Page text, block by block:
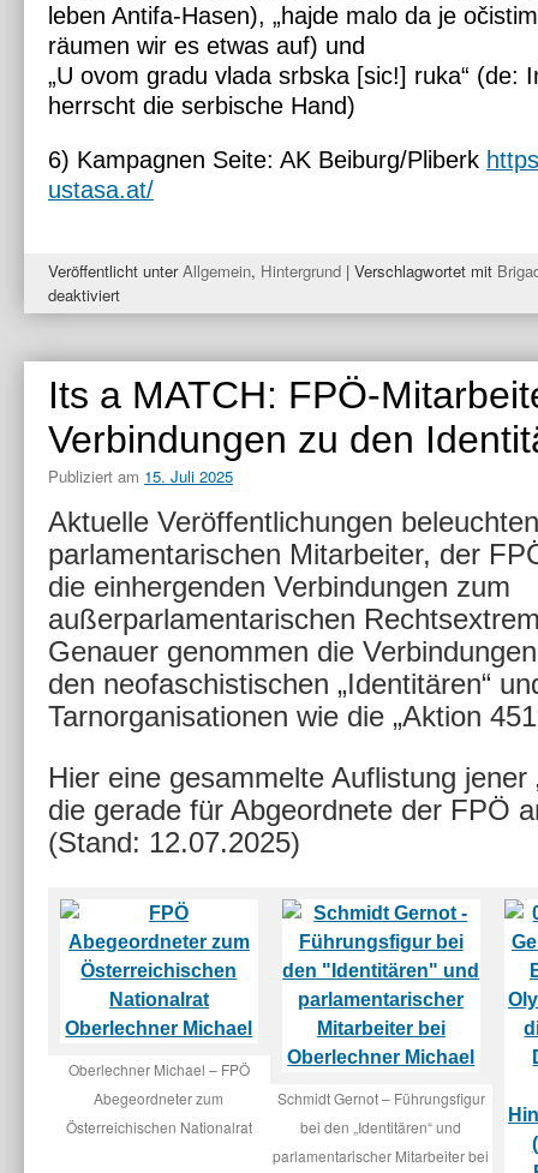
leben Antifa-Hasen), „hajde malo da je
räumen wir es etwas auf) und
„U ovom gradu vlada srbska [sic!] ruka“ (de:
herrscht die serbische Hand)
6) Kampagnen Seite: AK Beiburg/Pliberk
ustasa.at/
Veröffentlicht unter Allgemein, Hintergrund | Verschlagwortet mit
deaktiviertfür
Informationen
Gruppe:
Brigada
Beč
Its a MATCH: FPÖ-
Verbindungen zu den
Publiziert am 15. Juli 2025
Aktuelle Veröffentlichungen
parlamentarischen Mitarbeiter, der
die einhergenden Verbindungen zum
außerparlamentarischen
Genauer genommen die
den neofaschistischen „Identitären“
Tarnorganisationen wie die „Aktion
Hier eine gesammelte Auflistung jener
die gerade für Abgeordnete der FPÖ
(Stand: 12.07.2025)
Oberlechner Michael – FPÖ
Abegeordneter zum
Österreichischen Nationalrat
Schmidt Gernot – Führungsfigur
bei den „Identitären“ und
parlamentarischer Mitarbeiter bei